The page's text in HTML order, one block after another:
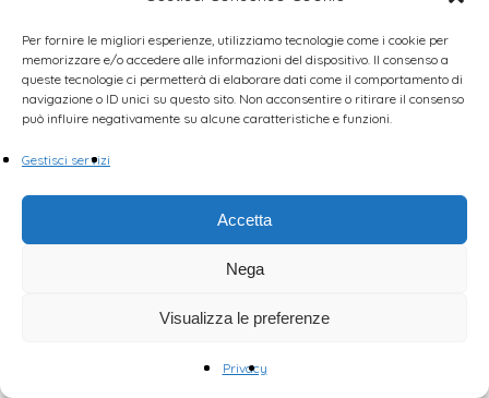
Per fornire le migliori esperienze, utilizziamo tecnologie come i cookie per
memorizzare e/o accedere alle informazioni del dispositivo. Il consenso a
queste tecnologie ci permetterà di elaborare dati come il comportamento di
navigazione o ID unici su questo sito. Non acconsentire o ritirare il consenso
può influire negativamente su alcune caratteristiche e funzioni.
Gestisci servizi
Accetta
Nega
Visualizza le preferenze
Privacy
Passante
Politiche Abitative
Porpora Marcasciano
Prati Di Caprara
Virginio Merola